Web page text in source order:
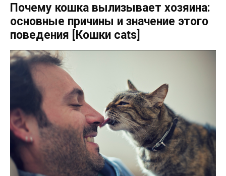
Почему кошка вылизывает хозяина:
основные причины и значение этого
поведения [Кошки cats]